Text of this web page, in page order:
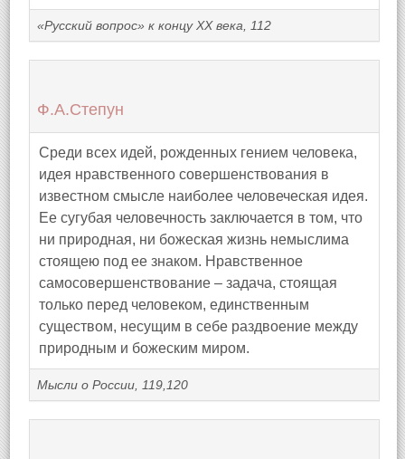
«Русский вопрос» к концу XX века, 112
Ф.А.Степун
Среди всех идей, рожденных гением человека,
идея нравственного совершенствования в
известном смысле наиболее человеческая идея.
Ее сугубая человечность заключается в том, что
ни природная, ни божеская жизнь немыслима
стоящею под ее знаком. Нравственное
самосовершенствование – задача, стоящая
только перед человеком, единственным
существом, несущим в себе раздвоение между
природным и божеским миром.
Мысли о России, 119,120